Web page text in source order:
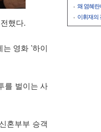
했다.
영화 '하이
를 벌이는 사
혼부부 승객
왜 염혜
이휘재의